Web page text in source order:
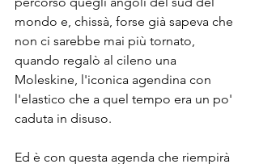
mondo e, chissà, forse già sapeva che
non ci sarebbe mai più tornato,
quando regalò al cileno una
Moleskine, l'iconica agendina con
l'elastico che a quel tempo era un po'
caduta in disuso.
Ed è con questa agenda che riempirà